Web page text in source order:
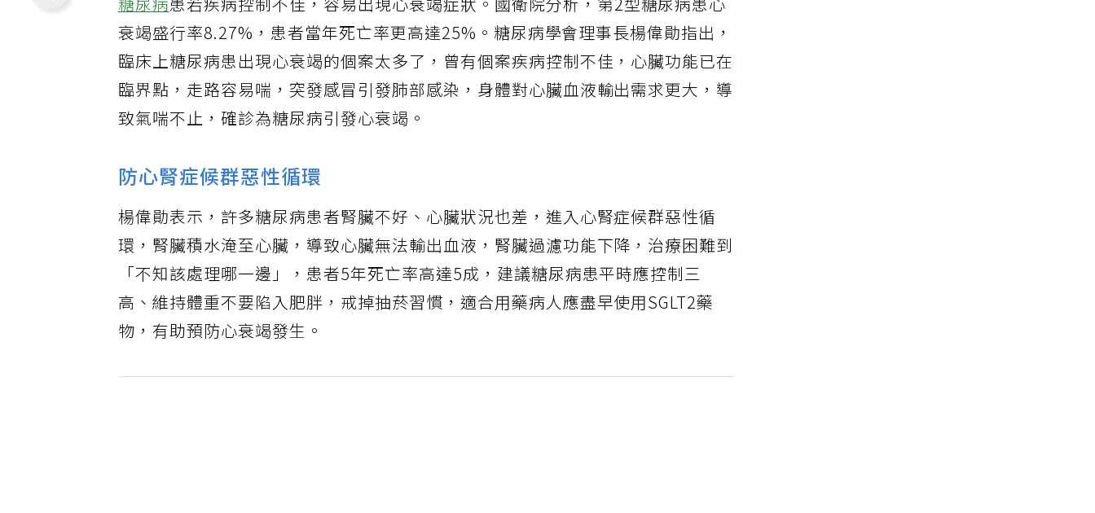
糖尿病患若疾病控制不佳，容易出現心衰竭症狀。國衛院分析，第2型糖尿病患心
衰竭盛行率8.27%，患者當年死亡率更高達25%。糖尿病學會理事長楊偉勛指出，
臨床上糖尿病患出現心衰竭的個案太多了，曾有個案疾病控制不佳，心臟功能已在
臨界點，走路容易喘，突發感冒引發肺部感染，身體對心臟血液輸出需求更大，導
致氣喘不止，確診為糖尿病引發心衰竭。
防心腎症候群惡性循環
楊偉勛表示，許多糖尿病患者腎臟不好、心臟狀況也差，進入心腎症候群惡性循
環，腎臟積水淹至心臟，導致心臟無法輸出血液，腎臟過濾功能下降，治療困難到
「不知該處理哪一邊」，患者5年死亡率高達5成，建議糖尿病患平時應控制三
高、維持體重不要陷入肥胖，戒掉抽菸習慣，適合用藥病人應盡早使用SGLT2藥
物，有助預防心衰竭發生。